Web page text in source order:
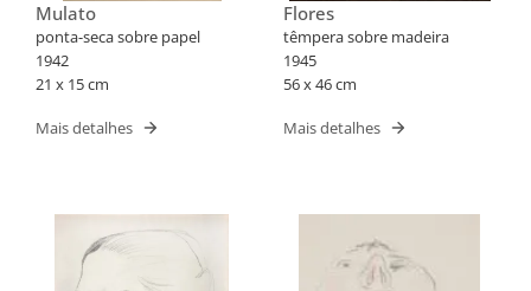
Mulato
ponta-seca sobre papel
1942
21 x 15 cm
Mais detalhes
Flores
têmpera sobre madeira
1945
56 x 46 cm
Mais detalhes